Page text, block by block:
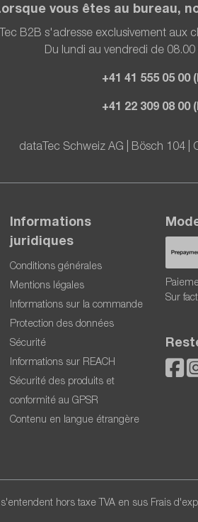
vous êtes au bureau,
B2B s'adresse exclusivement aux
Du lundi au vendredi de
+41 41 555 05 00
+41 22 309 08 00
dataTec Schweiz AG | Bösch 104 |
Informations
juridiques
Conditions générales
Mentions légales
Informations sur la commande
Protection des données
Sécurité
Informations sur REACH
Sécurité des produits et
conformité au GPSR
Contenu en langue étrangère
Sur
hors taxe TVA en sus Frais